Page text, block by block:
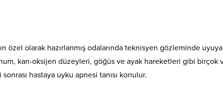
özel olarak hazırlanmış odalarında teknisyen gözleminde
kan-oksijen düzeyleri, göğüs ve ayak hareketleri gibi birçok
hastaya uyku apnesi tanısı konulur.